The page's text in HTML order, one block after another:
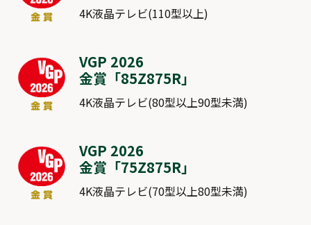
4K液晶テレビ(110型以上)
VGP 2026
金賞「85Z875R」
4K液晶テレビ(80型以上90型未満)
VGP 2026
金賞「75Z875R」
4K液晶テレビ(70型以上80型未満)